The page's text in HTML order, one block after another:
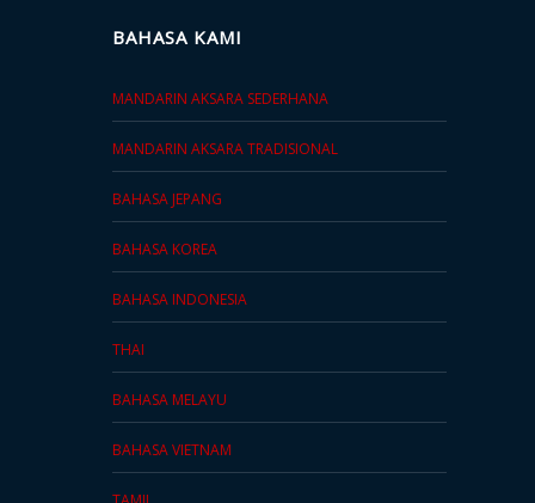
BAHASA KAMI
MANDARIN AKSARA SEDERHANA
MANDARIN AKSARA TRADISIONAL
BAHASA JEPANG
BAHASA KOREA
BAHASA INDONESIA
THAI
BAHASA MELAYU
BAHASA VIETNAM